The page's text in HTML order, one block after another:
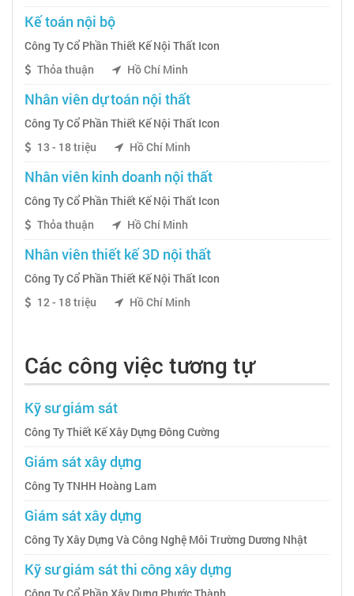
Kế toán nội bộ
Công Ty Cổ Phần Thiết Kế Nội Thất Icon
Thỏa thuận
Hồ Chí Minh
Nhân viên dự toán nội thất
Công Ty Cổ Phần Thiết Kế Nội Thất Icon
13 - 18 triệu
Hồ Chí Minh
Nhân viên kinh doanh nội thất
Công Ty Cổ Phần Thiết Kế Nội Thất Icon
Thỏa thuận
Hồ Chí Minh
Nhân viên thiết kế 3D nội thất
Công Ty Cổ Phần Thiết Kế Nội Thất Icon
12 - 18 triệu
Hồ Chí Minh
Các công việc tương tự
Kỹ sư giám sát
Công Ty Thiết Kế Xây Dựng Đông Cường
Giám sát xây dựng
Công Ty TNHH Hoàng Lam
Giám sát xây dựng
Công Ty Xây Dựng Và Công Nghệ Môi Trường Dương Nhật
Kỹ sư giám sát thi công xây dựng
Công Ty Cổ Phần Xây Dựng Phước Thành